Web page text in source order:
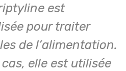
est
pour traiter
de l’alimentation.
elle est utilisée